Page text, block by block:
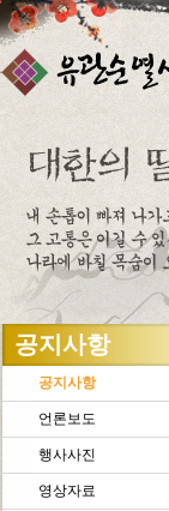
주메뉴바로가기
본문바로가기
공지사항
공지사항
언론보도
행사사진
영상자료